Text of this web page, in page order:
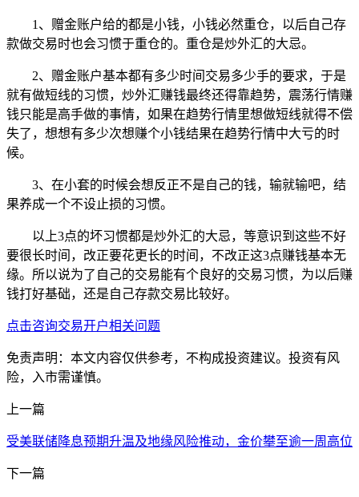
1、赠金账户给的都是小钱，小钱必然重仓，以后自己存
款做交易时也会习惯于重仓的。重仓是炒外汇的大忌。
2、赠金账户基本都有多少时间交易多少手的要求，于是
就有做短线的习惯，炒外汇赚钱最终还得靠趋势，震荡行情赚
钱只能是高手做的事情，如果在趋势行情里想做短线就得不偿
失了，想想有多少次想赚个小钱结果在趋势行情中大亏的时
候。
3、在小套的时候会想反正不是自己的钱，输就输吧，结
果养成一个不设止损的习惯。
以上3点的坏习惯都是炒外汇的大忌，等意识到这些不好
要很长时间，改正要花更长的时间，不改正这3点赚钱基本无
缘。所以说为了自己的交易能有个良好的交易习惯，为以后赚
钱打好基础，还是自己存款交易比较好。
点击咨询交易开户相关问题
免责声明：本文内容仅供参考，不构成投资建议。投资有风
险，入市需谨慎。
上一篇
受美联储降息预期升温及地缘风险推动，金价攀至逾一周高位
下一篇